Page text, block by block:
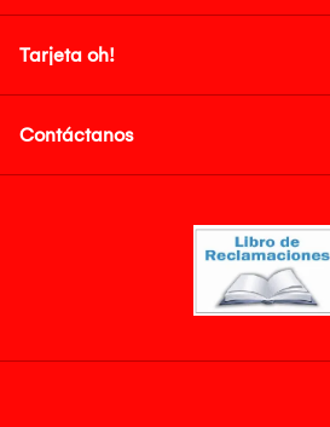
Tarjeta oh!
Contáctanos